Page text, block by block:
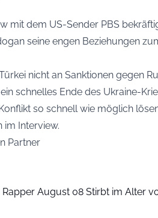
mit dem US-Sender PBS
seine engen Beziehungen
nicht an Sanktionen gegen
schnelles Ende des Ukraine-
so schnell wie möglich
im Interview.
Partner
August 08 Stirbt im Alter